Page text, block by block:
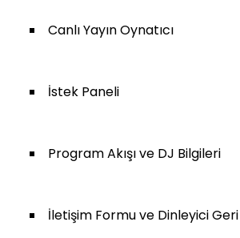
Canlı Yayın Oynatıcı
İstek Paneli
Program Akışı ve DJ Bilgileri
İletişim Formu ve Dinleyici